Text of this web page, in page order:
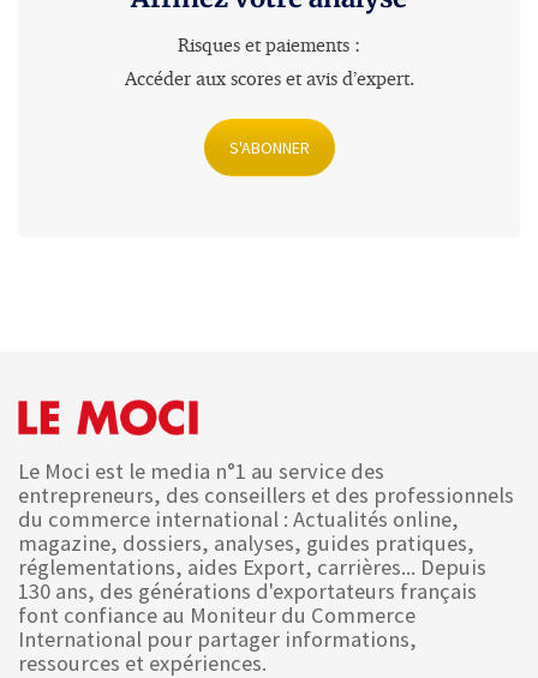
Risques et paiements :
Accéder aux scores et avis d’expert.
S'ABONNER
Le Moci est le media n°1 au service des
entrepreneurs, des conseillers et des professionnels
du commerce international : Actualités online,
magazine, dossiers, analyses, guides pratiques,
réglementations, aides Export, carrières... Depuis
130 ans, des générations d'exportateurs français
font confiance au Moniteur du Commerce
International pour partager informations,
ressources et expériences.